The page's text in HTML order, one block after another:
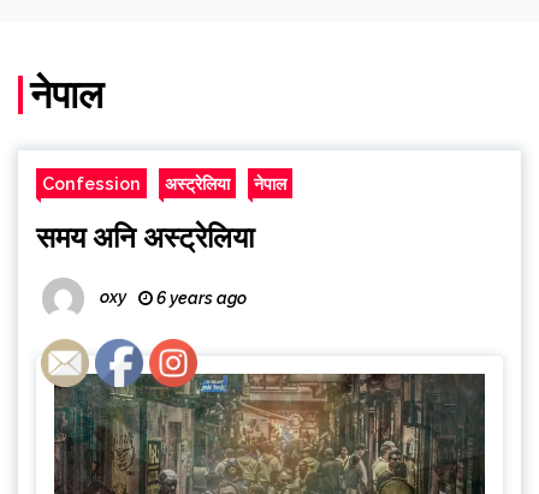
नेपाल
Confession अस्ट्रेलिया नेपाल
समय अनि अस्ट्रेलिया
oxy 6 years ago